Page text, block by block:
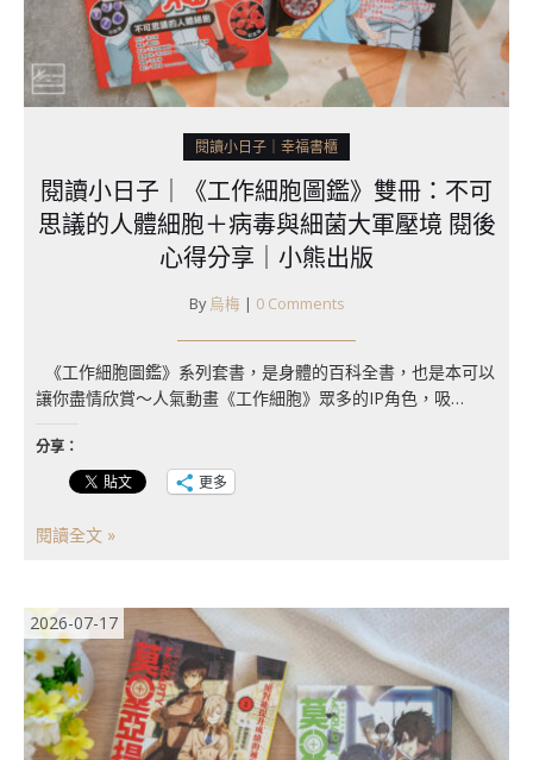
閱讀小日子｜幸福書櫃
閱讀小日子｜《工作細胞圖鑑》雙冊：不可
思議的人體細胞＋病毒與細菌大軍壓境 閱後
心得分享｜小熊出版
By 烏梅 | 0 Comments
《工作細胞圖鑑》系列套書，是身體的百科全書，也是本可以
讓你盡情欣賞～人氣動畫《工作細胞》眾多的IP角色，吸…
分享：
更多
閱讀全文 »
2026-07-17